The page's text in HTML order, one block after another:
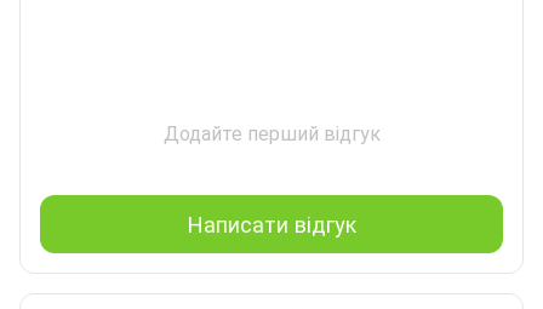
Додайте перший відгук
Написати відгук